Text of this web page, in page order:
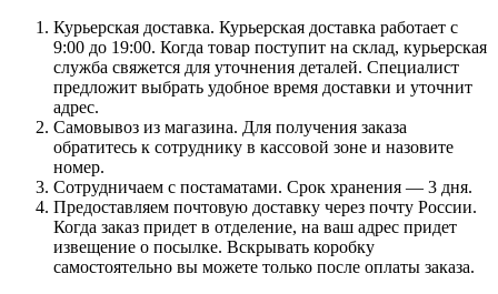
Курьерская доставка. Курьерская доставка работает с
9:00 до 19:00. Когда товар поступит на склад, курьерская
служба свяжется для уточнения деталей. Специалист
предложит выбрать удобное время доставки и уточнит
адрес.
Самовывоз из магазина. Для получения заказа
обратитесь к сотруднику в кассовой зоне и назовите
номер.
Сотрудничаем с постаматами. Срок хранения — 3 дня.
Предоставляем почтовую доставку через почту России.
Когда заказ придет в отделение, на ваш адрес придет
извещение о посылке. Вскрывать коробку
самостоятельно вы можете только после оплаты заказа.